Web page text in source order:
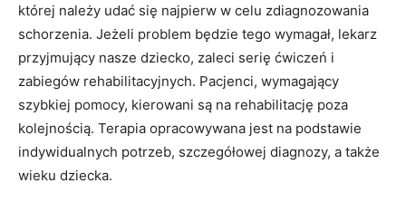
której należy udać się najpierw w celu zdiagnozowania
schorzenia. Jeżeli problem będzie tego wymagał, lekarz
przyjmujący nasze dziecko, zaleci serię ćwiczeń i
zabiegów rehabilitacyjnych. Pacjenci, wymagający
szybkiej pomocy, kierowani są na rehabilitację poza
kolejnością. Terapia opracowywana jest na podstawie
indywidualnych potrzeb, szczegółowej diagnozy, a także
wieku dziecka.